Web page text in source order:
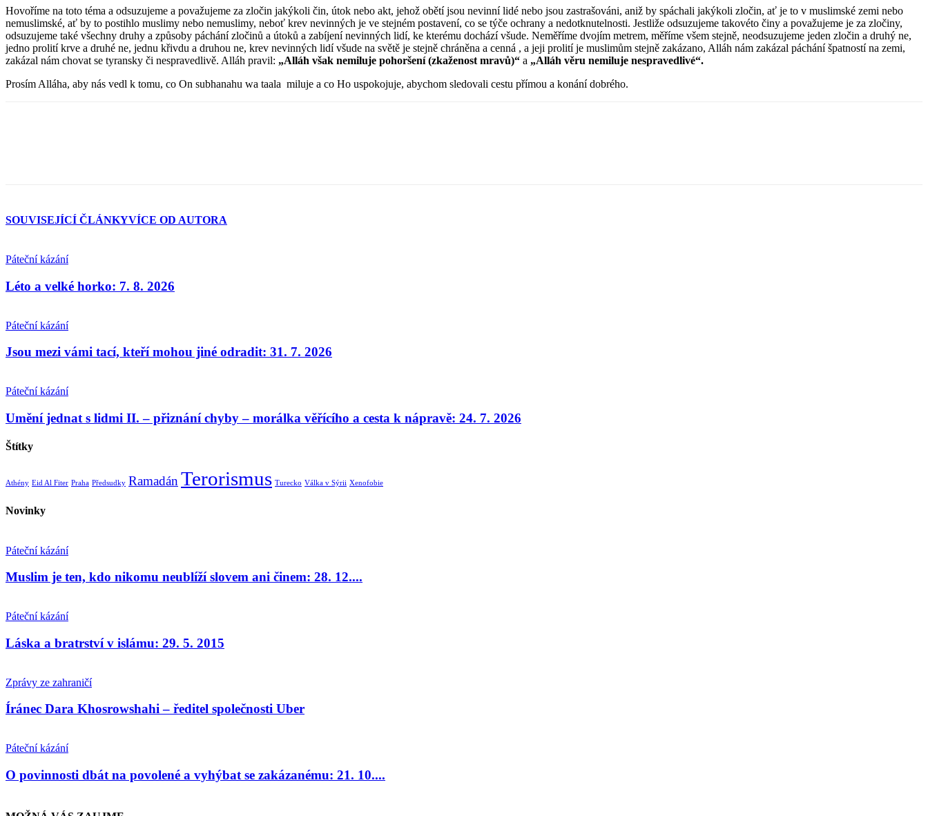
Hovoříme na toto téma a odsuzujeme a považujeme za zločin jakýkoli čin, útok nebo akt, jehož obětí jsou nevinní lidé nebo jsou zastrašováni, aniž by spáchali jakýkoli zločin, ať je to v muslimské zemi nebo
nemuslimské, ať by to postihlo muslimy nebo nemuslimy, neboť krev nevinných je ve stejném postavení, co se týče ochrany a nedotknutelnosti. Jestliže odsuzujeme takovéto činy a považujeme je za zločiny,
odsuzujeme také všechny druhy a způsoby páchání zločinů a útoků a zabíjení nevinných lidí, ke kterému dochází všude. Neměříme dvojím metrem, měříme všem stejně, neodsuzujeme jeden zločin a druhý ne,
jedno prolití krve a druhé ne, jednu křivdu a druhou ne, krev nevinných lidí všude na světě je stejně chráněna a cenná , a jeji prolití je muslimům stejně zakázano, Alláh nám zakázal páchání špatností na zemi,
zakázal nám chovat se tyransky či nespravedlivě. Alláh pravil: „Alláh však nemiluje pohoršení (zkaženost mravů)“ a „Alláh věru nemiluje nespravedlivé“.
Prosím Alláha, aby nás vedl k tomu, co On subhanahu wa taala miluje a co Ho uspokojuje, abychom sledovali cestu přímou a konání dobrého.
SOUVISEJÍCÍ ČLÁNKYVÍCE OD AUTORA
Páteční kázání
Léto a velké horko: 7. 8. 2026
Páteční kázání
Jsou mezi vámi tací, kteří mohou jiné odradit: 31. 7. 2026
Páteční kázání
Umění jednat s lidmi II. – přiznání chyby – morálka věřícího a cesta k nápravě: 24. 7. 2026
Štítky
Athény Eid Al Fiter Praha Předsudky RamadánTerorismus Turecko Válka v Sýrii Xenofobie
Novinky
Páteční kázání
Muslim je ten, kdo nikomu neublíží slovem ani činem: 28. 12....
Páteční kázání
Láska a bratrství v islámu: 29. 5. 2015
Zprávy ze zahraničí
Íránec Dara Khosrowshahi – ředitel společnosti Uber
Páteční kázání
O povinnosti dbát na povolené a vyhýbat se zakázanému: 21. 10....